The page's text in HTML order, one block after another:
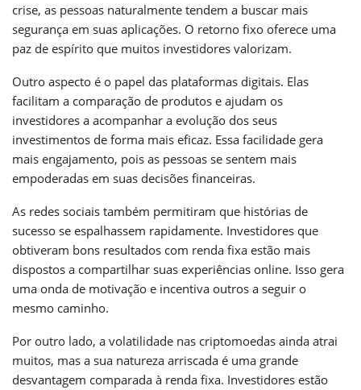
crise, as pessoas naturalmente tendem a buscar mais
segurança em suas aplicações. O retorno fixo oferece uma
paz de espírito que muitos investidores valorizam.
Outro aspecto é o papel das plataformas digitais. Elas
facilitam a comparação de produtos e ajudam os
investidores a acompanhar a evolução dos seus
investimentos de forma mais eficaz. Essa facilidade gera
mais engajamento, pois as pessoas se sentem mais
empoderadas em suas decisões financeiras.
As redes sociais também permitiram que histórias de
sucesso se espalhassem rapidamente. Investidores que
obtiveram bons resultados com renda fixa estão mais
dispostos a compartilhar suas experiências online. Isso gera
uma onda de motivação e incentiva outros a seguir o
mesmo caminho.
Por outro lado, a volatilidade nas criptomoedas ainda atrai
muitos, mas a sua natureza arriscada é uma grande
desvantagem comparada à renda fixa. Investidores estão